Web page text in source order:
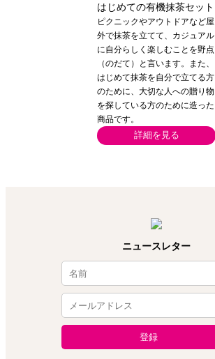
はじめての有機抹茶セット
ピクニックやアウトドアなど屋
外で抹茶を立てて、カジュアル
に自分らしく楽しむことを野点
（のだて）と言います。また、
はじめて抹茶を自分で立てる方
のために、大切な人への贈り物
を探している方のために造った
商品です。
詳細を見る
ニュースレター